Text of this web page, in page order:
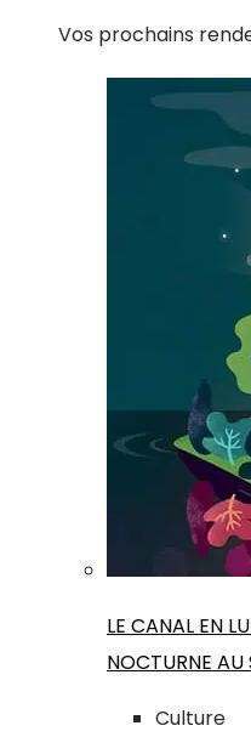
Vos prochains
LE CANAL EN
NOCTURNE AU
Culture